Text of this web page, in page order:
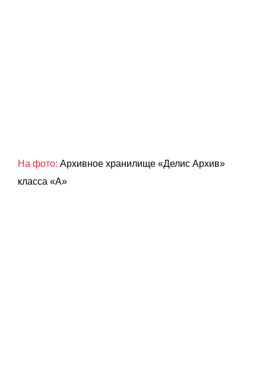
На фото: Архивное хранилище «Делис Архив»
класса «А»